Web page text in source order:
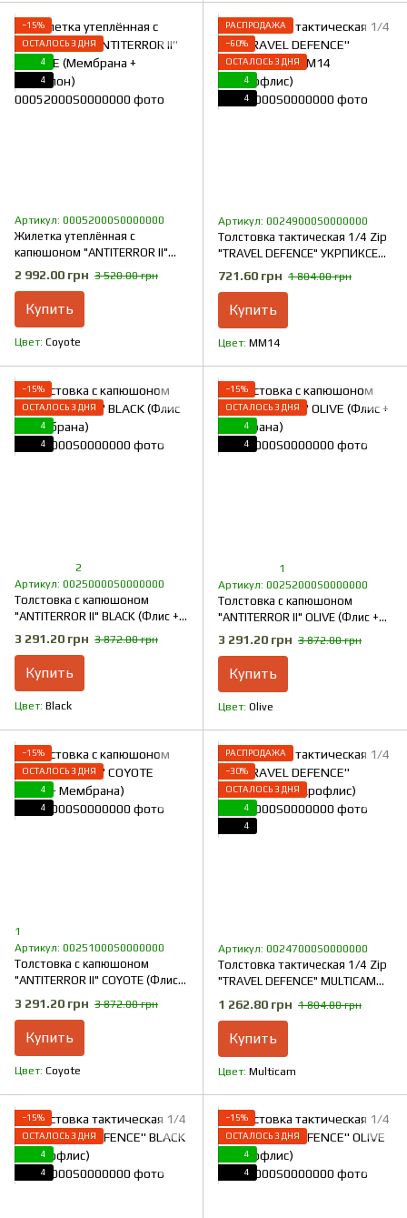
−15%
ОСТАЛОСЬ 3 ДНЯ
4
4
Артикул: 00052000S0000000
Жилетка утеплённая с
капюшоном "ANTITERROR II"
COYOTE (Мембрана + Синтепон)
2 992.00 грн 3 520.00 грн
Купить
Цвет Coyote
РАСПРОДАЖА
−60%
ОСТАЛОСЬ 3 ДНЯ
4
4
Артикул: 00249000S0000000
Толстовка тактическая 1/4 Zip
"TRAVEL DEFENCE" УКРПИКСЕЛЬ
ММ14 (Микрофлис)
721.60 грн 1 804.00 грн
Купить
Цвет ММ14
−15%
ОСТАЛОСЬ 3 ДНЯ
4
4
2
Артикул: 00250000S0000000
Толстовка с капюшоном
"ANTITERROR II" BLACK (Флис +
Мембрана)
3 291.20 грн 3 872.00 грн
Купить
Цвет Black
−15%
ОСТАЛОСЬ 3 ДНЯ
4
4
1
Артикул: 00252000S0000000
Толстовка с капюшоном
"ANTITERROR II" OLIVE (Флис +
Мембрана)
3 291.20 грн 3 872.00 грн
Купить
Цвет Olive
−15%
ОСТАЛОСЬ 3 ДНЯ
4
4
1
Артикул: 00251000S0000000
Толстовка с капюшоном
"ANTITERROR II" COYOTE (Флис +
Мембрана)
3 291.20 грн 3 872.00 грн
Купить
Цвет Coyote
РАСПРОДАЖА
−30%
ОСТАЛОСЬ 3 ДНЯ
4
4
Артикул: 00247000S0000000
Толстовка тактическая 1/4 Zip
"TRAVEL DEFENCE" MULTICAM
(Микрофлис)
1 262.80 грн 1 804.00 грн
Купить
Цвет Multicam
−15%
ОСТАЛОСЬ 3 ДНЯ
4
4
−15%
ОСТАЛОСЬ 3 ДНЯ
4
4